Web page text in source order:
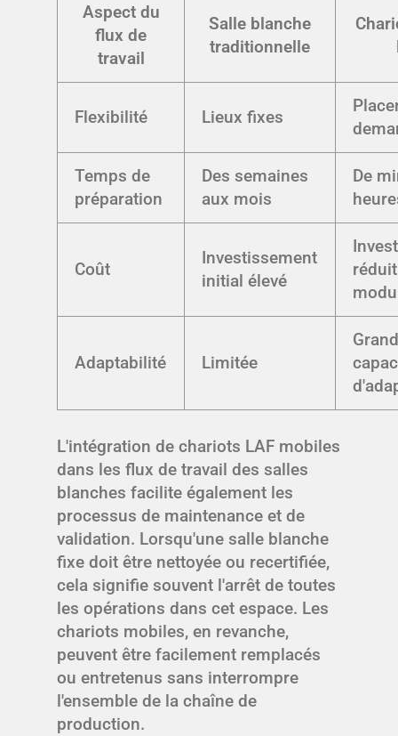
Aspect du
flux de
travail
Salle blanche
traditionnelle
Flexibilité Lieux fixes
Temps de
préparation
Des semaines
aux mois
De
Coût
Investissement
initial élevé
Adaptabilité Limitée
L'intégration de chariots LAF mobiles
dans les flux de travail des salles
blanches facilite également les
processus de maintenance et de
validation. Lorsqu'une salle blanche
fixe doit être nettoyée ou recertifiée,
cela signifie souvent l'arrêt de toutes
les opérations dans cet espace. Les
chariots mobiles, en revanche,
peuvent être facilement remplacés
ou entretenus sans interrompre
l'ensemble de la chaîne de
production.